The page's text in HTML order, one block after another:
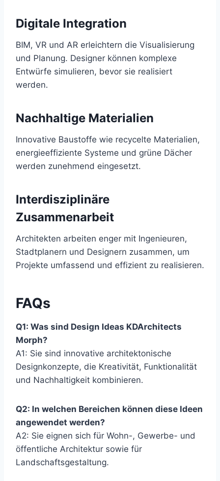
Digitale Integration
BIM, VR und AR erleichtern die Visualisierung
und Planung. Designer können komplexe
Entwürfe simulieren, bevor sie realisiert
werden.
Nachhaltige Materialien
Innovative Baustoffe wie recycelte Materialien,
energieeffiziente Systeme und grüne Dächer
werden zunehmend eingesetzt.
Interdisziplinäre
Zusammenarbeit
Architekten arbeiten enger mit Ingenieuren,
Stadtplanern und Designern zusammen, um
Projekte umfassend und effizient zu realisieren.
FAQs
Q1: Was sind Design Ideas KDArchitects
Morph?
A1: Sie sind innovative architektonische
Designkonzepte, die Kreativität, Funktionalität
und Nachhaltigkeit kombinieren.
Q2: In welchen Bereichen können diese Ideen
angewendet werden?
A2: Sie eignen sich für Wohn-, Gewerbe- und
öffentliche Architektur sowie für
Landschaftsgestaltung.